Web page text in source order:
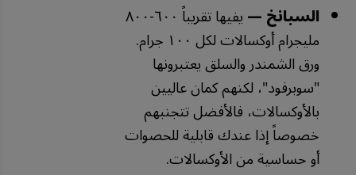
السبانخ —
يفيها تقريباً ٦٠٠-٨٠٠
مليجرام أوكسالات لكل ١٠٠ جرام.
ورق الشمندر والسلق يعتبرونها
"سوبرفود"، لكنهم كمان عاليين
بالأوكسالات، فالأفضل تتجنبهم
خصوصاً إذا عندك قابلية للحصوات
أو حساسية من الأوكسالات.